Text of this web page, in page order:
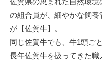
佐賀県の恵まれた自然環
の組合員が、細やかな飼
が【佐賀牛】。
同じ佐賀牛でも、牛1頭ご
長年佐賀牛を扱ってきた